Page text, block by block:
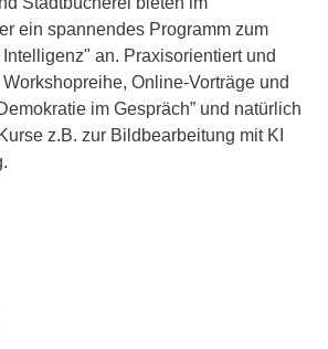
ein spannendes Programm zum
an. Praxisorientiert und
Online-Vorträge und
im Gespräch” und natürlich
z.B. zur Bildbearbeitung mit KI